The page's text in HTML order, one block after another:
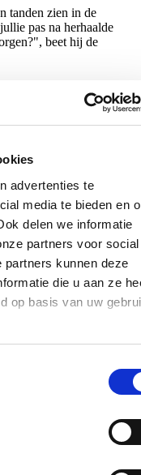
advertenties te
media te bieden en
delen we informatie
partners voor social
partners kunnen deze
die u aan ze
op basis van uw
tanden zien in de
pas na herhaalde
beet hij de
vind je op
komt er nog
voor
bij aan de
de mogelijkheid om
om de